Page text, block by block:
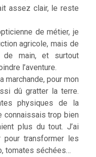
assez clair, le reste
de métier, je
agricole, mais de
main, et surtout
l’aventure.
marchande, pour mon
dû gratter la terre.
physiques de la
connaissais trop bien
plus du tout. J’ai
pour transformer les
tomates séchées…